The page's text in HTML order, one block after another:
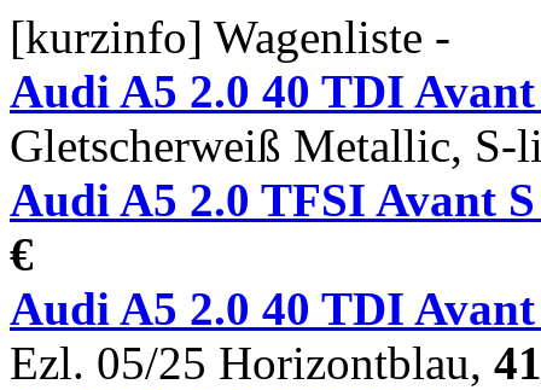
[kurzinfo] Wagenliste -
Audi A5 2.0 40 TDI
Gletscherweiß Metallic,
Audi A5 2.0 TFSI Avant
€
Audi A5 2.0 40 TDI
Ezl. 05/25 Horizontblau,